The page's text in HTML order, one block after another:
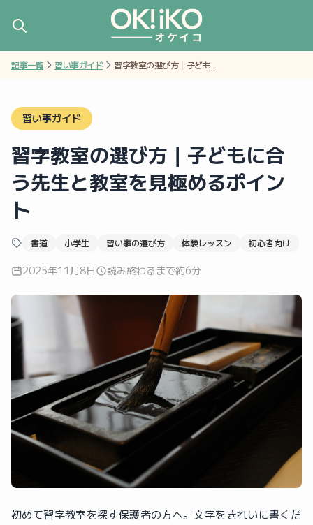
記事一覧 習い事ガイド 習字教室の選び方｜子ども...
習い事ガイド
習字教室の選び方｜子どもに合
う先生と教室を見極めるポイン
ト
書道 小学生 習い事の選び方 体験レッスン 初心者向け
2025年11月8日 読み終わるまで約6分
初めて習字教室を探す保護者の方へ。文字をきれいに書くだ